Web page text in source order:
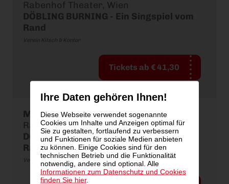
Ihre Daten gehören Ihnen!
Diese Webseite verwendet sogenannte
Cookies um Inhalte und Anzeigen optimal für
Sie zu gestalten, fortlaufend zu verbessern
und Funktionen für soziale Medien anbieten
zu können. Einige Cookies sind für den
technischen Betrieb und die Funktionalität
notwendig, andere sind optional. Alle
Informationen zum Datenschutz und Cookies
finden Sie hier.
Rabenhof Theater, Wien
DÖBLING BURNING - Ein Singspiel vom
Rand
Verein Kitsch & Kontor
Tickets ab € 41,30
Mo., 07.12.2026,20:00 Uhr
Rabenhof Theater, Wien
DÖBLING BURNING - Ein Singspiel vom
Rand
Verein Kitsch & Kontor